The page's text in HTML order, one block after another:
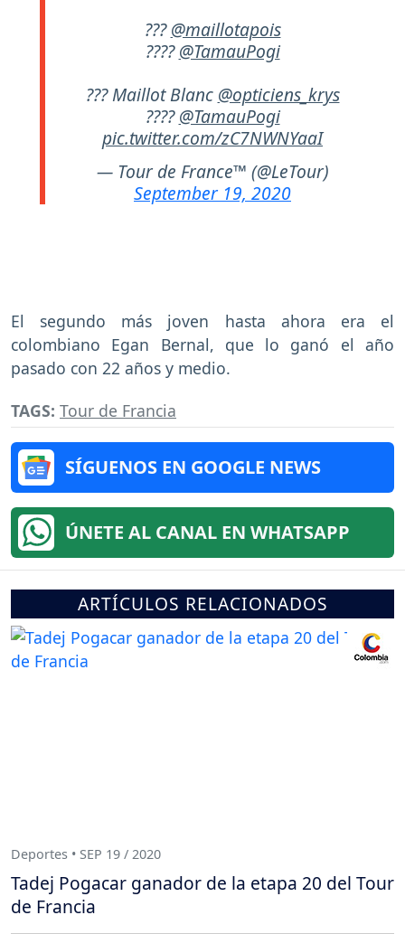
???@maillotapois
????@TamauPogi
??? Maillot Blanc @opticiens_krys
????@TamauPogi
pic.twitter.com/zC7NWNYaaI
— Tour de France™ (@LeTour)
September 19, 2020
El segundo más joven hasta ahora era el
colombiano Egan Bernal, que lo ganó el año
pasado con 22 años y medio.
TAGS: Tour de Francia
SÍGUENOS EN GOOGLE NEWS
ÚNETE AL CANAL EN WHATSAPP
ARTÍCULOS RELACIONADOS
Deportes • SEP 19 / 2020
Tadej Pogacar ganador de la etapa 20 del Tour
de Francia